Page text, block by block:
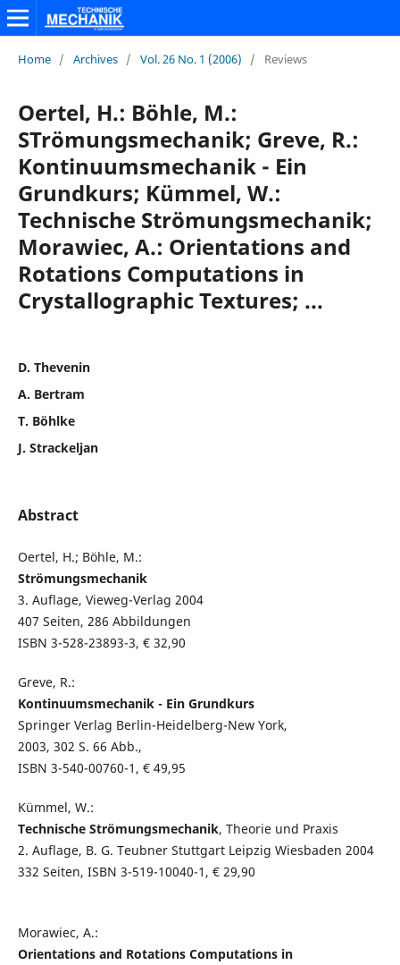
Home / Archives / Vol. 26 No. 1 (2006) / Reviews
Oertel, H.: Böhle, M.:
STrömungsmechanik; Greve, R.:
Kontinuumsmechanik - Ein
Grundkurs; Kümmel, W.:
Technische Strömungsmechanik;
Morawiec, A.: Orientations and
Rotations Computations in
Crystallographic Textures; ...
D. Thevenin
A. Bertram
T. Böhlke
J. Strackeljan
Abstract
Oertel, H.; Böhle, M.:
Strömungsmechanik
3. Auflage, Vieweg-Verlag 2004
407 Seiten, 286 Abbildungen
ISBN 3-528-23893-3, € 32,90
Greve, R.:
Kontinuumsmechanik - Ein Grundkurs
Springer Verlag Berlin-Heidelberg-New York,
2003, 302 S. 66 Abb.,
ISBN 3-540-00760-1, € 49,95
Kümmel, W.:
Technische Strömungsmechanik, Theorie und Praxis
2. Auflage, B. G. Teubner Stuttgart Leipzig Wiesbaden 2004
332 Seiten, ISBN 3-519-10040-1, € 29,90
Morawiec, A.:
Orientations and Rotations Computations in